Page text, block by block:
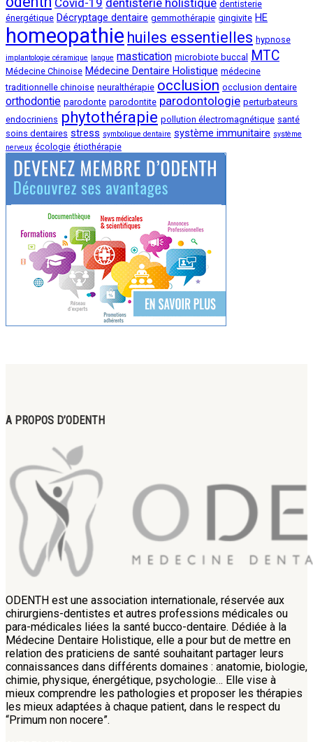
Covid-19 dentisterie holistique dentisterie
énergétique Décryptage dentaire gemmothérapie gingivite HE
homeopathie huiles essentielles hypnose
implantologie céramique langue mastication microbiote buccal MTC
Médecine Chinoise Médecine Dentaire Holistique médecine
traditionnelle chinoise neuralthérapie occlusion occlusion dentaire
orthodontie parodonte parodontite parodontologie perturbateurs
endocriniens phytothérapie pollution électromagnétique santé
soins dentaires stress symbolique dentaire système immunitaire système
nerveux écologie étiothérapie
A PROPOS D’ODENTH
ODENTH est une association internationale, réservée aux
chirurgiens-dentistes et autres professions médicales ou
para-médicales liées la santé bucco-dentaire. Dédiée à la
Médecine Dentaire Holistique, elle a pour but de mettre en
relation des praticiens de santé souhaitant partager leurs
connaissances dans différents domaines : anatomie, biologie,
chimie, physique, énergétique, psychologie… Elle vise à
mieux comprendre les pathologies et proposer les thérapies
les mieux adaptées à chaque patient, dans le respect du
“Primum non nocere”.